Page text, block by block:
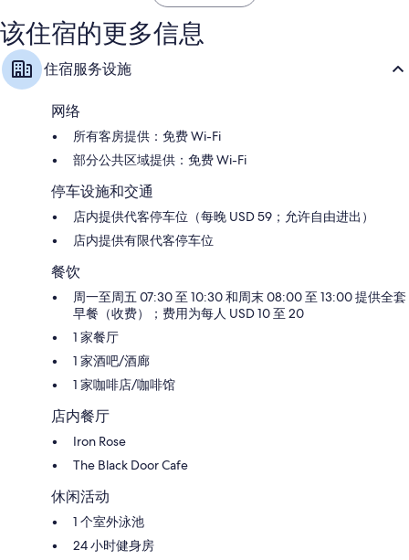
评
该住宿的更多信息
住宿服务设施
网络
所有客房提供：免费 Wi-Fi
部分公共区域提供：免费 Wi-Fi
停车设施和交通
店内提供代客停车位（每晚 USD 59；允许自由进出）
店内提供有限代客停车位
餐饮
周一至周五 07:30 至 10:30 和周末 08:00 至 13:00 提供全套
早餐（收费）；费用为每人 USD 10 至 20
1 家餐厅
1 家酒吧/酒廊
1 家咖啡店/咖啡馆
店内餐厅
Iron Rose
The Black Door Cafe
休闲活动
1 个室外泳池
24 小时健身房